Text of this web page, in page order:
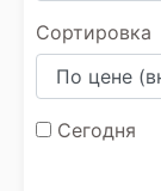
Сортировка
Сегодня